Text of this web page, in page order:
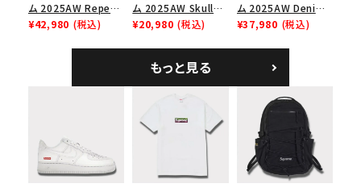
ム 2025AW Repeat
Leather Belt リピー
¥42,980 (税込)
ム 2025AW Skull
Tee スカル Tシャ
¥20,980 (税込)
ム 2025AW Denim
Shoulder Bag デニ
¥37,980 (税込)
もっと見る